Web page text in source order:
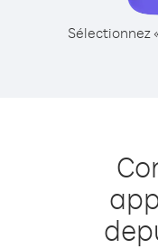
Sélectionnez